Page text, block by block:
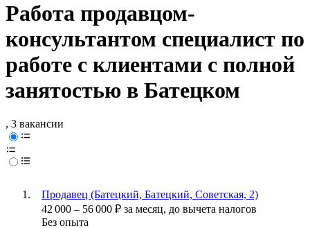
Работа продавцом-
консультантом специалист по
работе с клиентами с полной
занятостью в Батецком
, 3 вакансии
Продавец (Батецкий, Батецкий, Советская, 2)
42 000 – 56 000 ₽ за месяц, до вычета налогов
Без опыта